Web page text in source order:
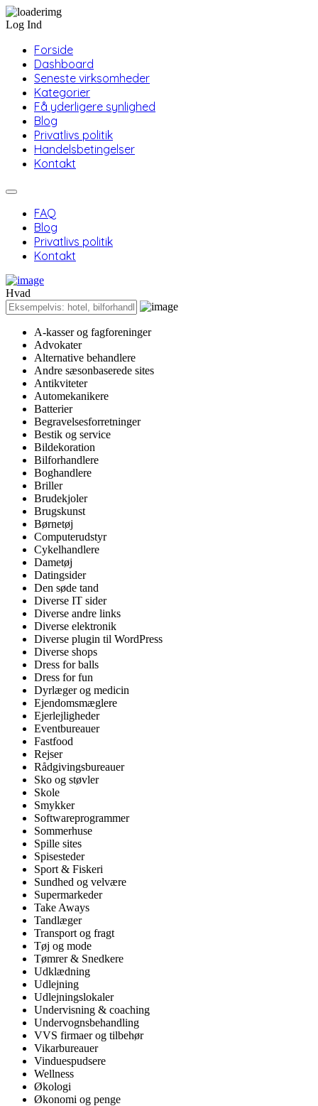
Log Ind
Forside
Dashboard
Seneste virksomheder
Kategorier
Få yderligere synlighed
Blog
Privatlivs politik
Handelsbetingelser
Kontakt
FAQ
Blog
Privatlivs politik
Kontakt
Hvad
A-kasser og fagforeninger
Advokater
Alternative behandlere
Andre sæsonbaserede sites
Antikviteter
Automekanikere
Batterier
Begravelsesforretninger
Bestik og service
Bildekoration
Bilforhandlere
Boghandlere
Briller
Brudekjoler
Brugskunst
Børnetøj
Computerudstyr
Cykelhandlere
Dametøj
Datingsider
Den søde tand
Diverse IT sider
Diverse andre links
Diverse elektronik
Diverse plugin til WordPress
Diverse shops
Dress for balls
Dress for fun
Dyrlæger og medicin
Ejendomsmæglere
Ejerlejligheder
Eventbureauer
Fastfood
Rejser
Rådgivingsbureauer
Sko og støvler
Skole
Smykker
Softwareprogrammer
Sommerhuse
Spille sites
Spisesteder
Sport & Fiskeri
Sundhed og velvære
Supermarkeder
Take Aways
Tandlæger
Transport og fragt
Tøj og mode
Tømrer & Snedkere
Udklædning
Udlejning
Udlejningslokaler
Undervisning & coaching
Undervognsbehandling
VVS firmaer og tilbehør
Vikarbureauer
Vinduespudsere
Wellness
Økologi
Økonomi og penge